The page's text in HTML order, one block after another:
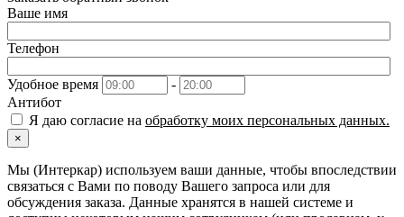
Ваше имя
Телефон
Удобное время
-
Антибот
Я даю согласие на обработку моих персональных данных.
×
Мы (Интеркар) используем ваши данные, чтобы впоследствии
связаться с Вами по поводу Вашего запроса или для
обсуждения заказа. Данные хранятся в нашей системе и